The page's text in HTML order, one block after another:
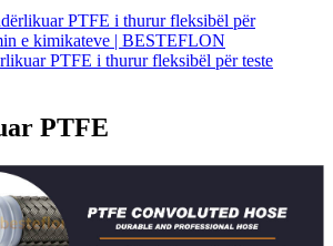
PTFE i thurur fleksibël për teste
PTFE